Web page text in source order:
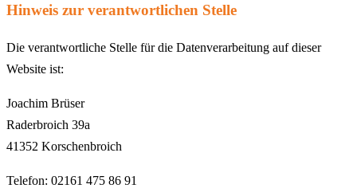
Hinweis zur verantwortlichen Stelle
Die verantwortliche Stelle für die Datenverarbeitung auf dieser
Website ist:
Joachim Brüser
Raderbroich 39a
41352 Korschenbroich
Telefon: 02161 475 86 91